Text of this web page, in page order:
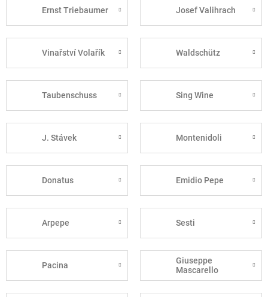
Ernst Triebaumer Josef Valihrach
Vinařství Volařík Waldschütz
Taubenschuss Sing Wine
J. Stávek Montenidoli
Donatus Emidio Pepe
Arpepe Sesti
Pacina
Giuseppe
Mascarello